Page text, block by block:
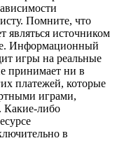
Помните, что
являться источником
Информационный
игры на реальные
принимает ни в
платежей, которые
играми,
Какие-либо
в